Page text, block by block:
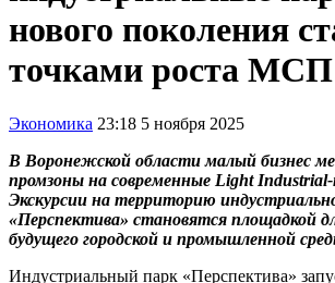
нового поколения
точками роста МСП
Экономика 23:18 5 ноября 2025
В Воронежской области малый бизнес
промзоны на современные Light
Экскурсии на территорию
«Перспектива» становятся площадкой
будущего городской и промышленной
Индустриальный парк «Перспектива»